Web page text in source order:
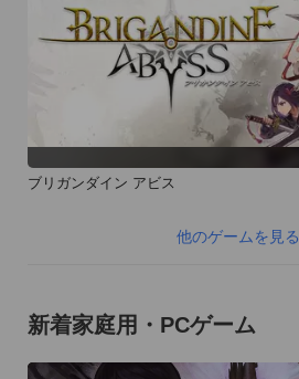
ブリガンダイン アビス
他のゲームを見る
新着家庭用・PCゲーム